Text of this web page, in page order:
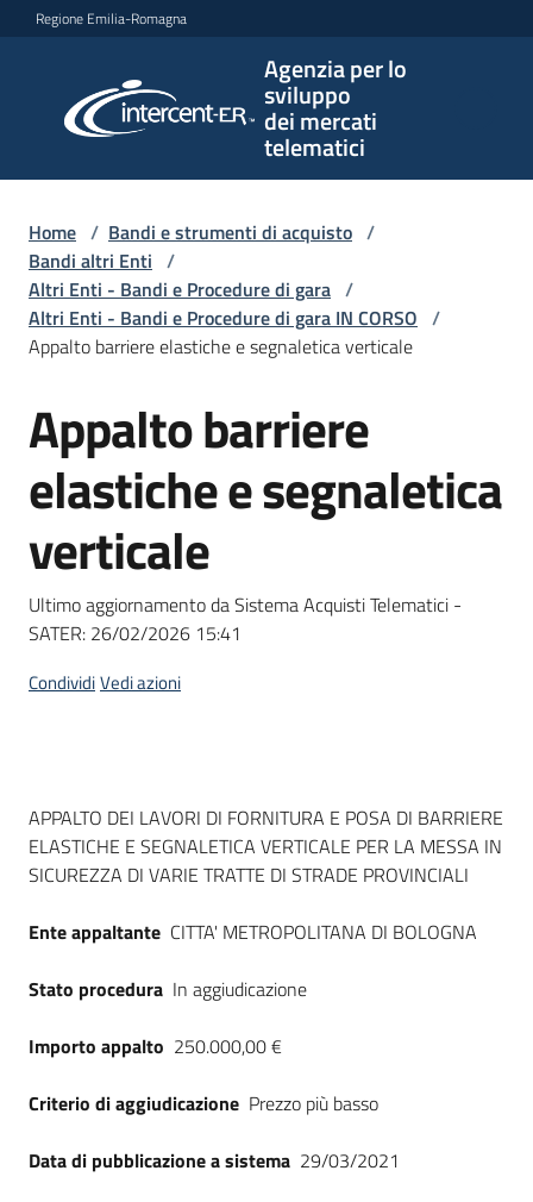
Vai al contenuto
Vai alla navigazione
Vai al footer
Regione Emilia-Romagna
Agenzia per lo
sviluppo
dei mercati
telematici
per lo
sviluppo
telematici
L'Agenzia
Bandi
strumenti
acquisto
Supporto
English
site
su
Home / Bandi e strumenti di acquisto /
Bandi altri Enti /
Altri Enti - Bandi e Procedure di gara /
Altri Enti - Bandi e Procedure di gara IN CORSO /
Appalto barriere elastiche e segnaletica verticale
Salta al contenuto
Appalto barriere
elastiche e segnaletica
verticale
Ultimo aggiornamento da Sistema Acquisti Telematici -
SATER: 26/02/2026 15:41
CondividiVedi azioni
Dati del bando
APPALTO DEI LAVORI DI FORNITURA E POSA DI BARRIERE
ELASTICHE E SEGNALETICA VERTICALE PER LA MESSA IN
SICUREZZA DI VARIE TRATTE DI STRADE PROVINCIALI
Ente appaltante CITTA' METROPOLITANA DI BOLOGNA
Stato procedura In aggiudicazione
Importo appalto 250.000,00 €
Criterio di aggiudicazione Prezzo più basso
Data di pubblicazione a sistema 29/03/2021